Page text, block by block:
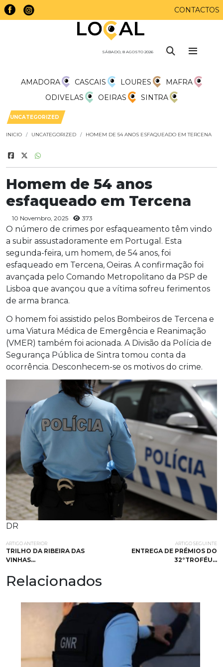
CONTACTOS
SÁBADO, 8 AGOSTO 2026
AMADORA CASCAIS LOURES
MAFRA
ODIVELAS
OEIRAS SINTRA
UNCATEGORIZED
INICIO UNCATEGORIZED HOMEM DE 54 ANOS ESFAQUEADO EM TERCENA
Homem de 54 anos
esfaqueado em Tercena
10 Novembro, 2025 373
O número de crimes por esfaqueamento têm vindo
a subir assustadoramente em Portugal. Esta
segunda-feira, um homem, de 54 anos, foi
esfaqueado em Tercena, Oeiras. A confirmação foi
avançada pelo Comando Metropolitano da PSP de
Lisboa que avançou que a vítima sofreu ferimentos
de arma branca.
O homem foi assistido pelos Bombeiros de Tercena e
uma Viatura Médica de Emergência e Reanimação
(VMER) também foi acionada. A Divisão da Polícia de
Segurança Pública de Sintra tomou conta da
ocorrência. Desconhecem-se os motivos do crime.
DR
ARTIGO ANTERIOR
TRILHO DA RIBEIRA DAS
VINHAS…
ARTIGO SEGUINTE
ENTREGA DE PRÉMIOS DO
32°TROFÉU…
Relacionados